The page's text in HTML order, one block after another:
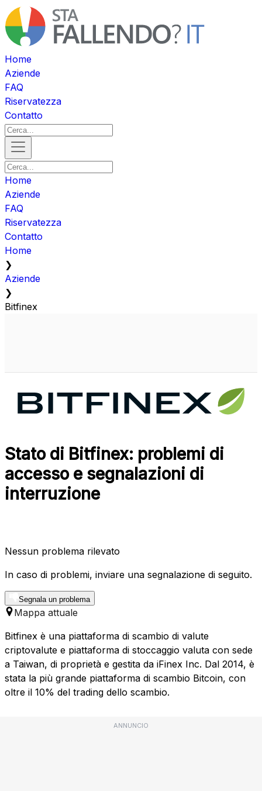
Home
Aziende
FAQ
Riservatezza
Contatto
Home
Aziende
FAQ
Riservatezza
Contatto
Home
❯
Aziende
❯
Bitfinex
Stato di Bitfinex: problemi di
accesso e segnalazioni di
interruzione
Nessun problema rilevato
In caso di problemi, inviare una segnalazione di seguito.
Segnala un problema
Mappa attuale
Bitfinex è una piattaforma di scambio di valute
criptovalute e piattaforma di stoccaggio valuta con sede
a Taiwan, di proprietà e gestita da iFinex Inc. Dal 2014, è
stata la più grande piattaforma di scambio Bitcoin, con
oltre il 10% del trading dello scambio.
ANNUNCIO